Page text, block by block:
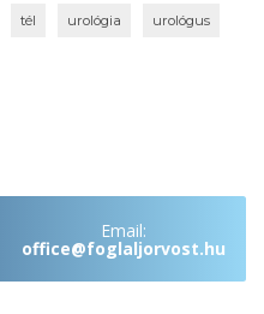
tél urológia urológus
Email:
office@foglaljorvost.hu